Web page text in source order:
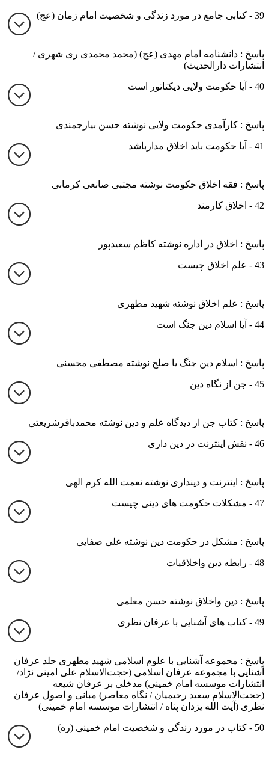
39 - کتابی جامع در مورد زندگی و شخصیت امام زمان (عج)
پاسخ : دانشنامه امام مهدی (عج) (محمد محمدی ری شهری /
انتشارات دارالحدیث)
40 - آیا حکومت ولایی دیکتاتور است
پاسخ : کارآمدی حکومت ولایی نوشته حسن بیارجمندی
41 - آیا حکومت باید اخلاق مدارباشد
پاسخ : فقه اخلاق حکومت نوشته مجتبی صانعی کرمانی
42 - اخلاق کارمند
پاسخ : اخلاق در اداره نوشته کاظم سعیدپور
43 - علم اخلاق چیست
پاسخ : علم اخلاق نوشته شهید مطهری
44 - آیا اسلام دین جنگ است
پاسخ : اسلام دین جنگ یا صلح نوشته مصطفی محسنی
45 - جن از نگاه دین
پاسخ : کتاب جن از دیدگاه علم و دین نوشته محمدباقرشریعتی
46 - نقش اینترنت در دین داری
پاسخ : اینترنت و دینداری نوشته نعمت الله کرم الهی
47 - مشکلات حکومت های دینی چیست
پاسخ : مشکل در حکومت دین نوشته علی صفایی
48 - رابطه دین واخلاقیات
پاسخ : دین واخلاق نوشته حسن معلمی
49 - کتاب های آشنایی با عرفان نظری
پاسخ : مجموعه آشنایی با علوم اسلامی شهید مطهری جلد عرفان
آشنایی با مجموعه عرفان اسلامی (حجت‌الاسلام علی امینی نژاد/
انتشارات موسسه امام خمینی) مدخلی بر عرفان شیعه
(حجت‌الاسلام سعید رحیمیان / نگاه معاصر) مبانی و اصول عرفان
نظری (آیت الله یزدان پناه / انتشارات موسسه امام خمینی)
50 - کتاب در مورد زندگی و شخصیت امام خمینی (ره)